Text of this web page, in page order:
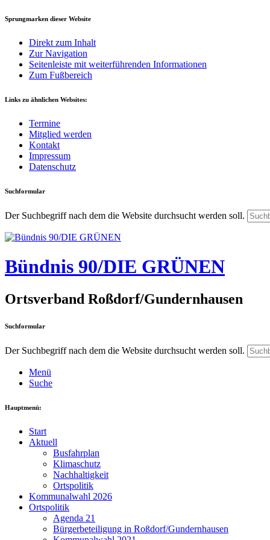
Sprungmarken dieser Website
Direkt zum Inhalt
Zur Navigation
Seitenleiste mit weiterführenden Informationen
Zum Fußbereich
Links zu ähnlichen Websites:
Termine
Mitglied werden
Kontakt
Impressum
Datenschutz
Suchformular
Der Suchbegriff nach dem die Website durchsucht werden soll.
Bündnis 90/DIE GRÜNEN
Ortsverband Roßdorf/Gundernhausen
Suchformular
Der Suchbegriff nach dem die Website durchsucht werden soll.
Menü
Suche
Hauptmenü:
Start
Aktuell
Busfahrplan
Klimaschutz
Nachhaltigkeit
Ortspolitik
Kommunalwahl 2026
Ortspolitik
Agenda 21
Bürgerbeteiligung in Roßdorf/Gundernhausen